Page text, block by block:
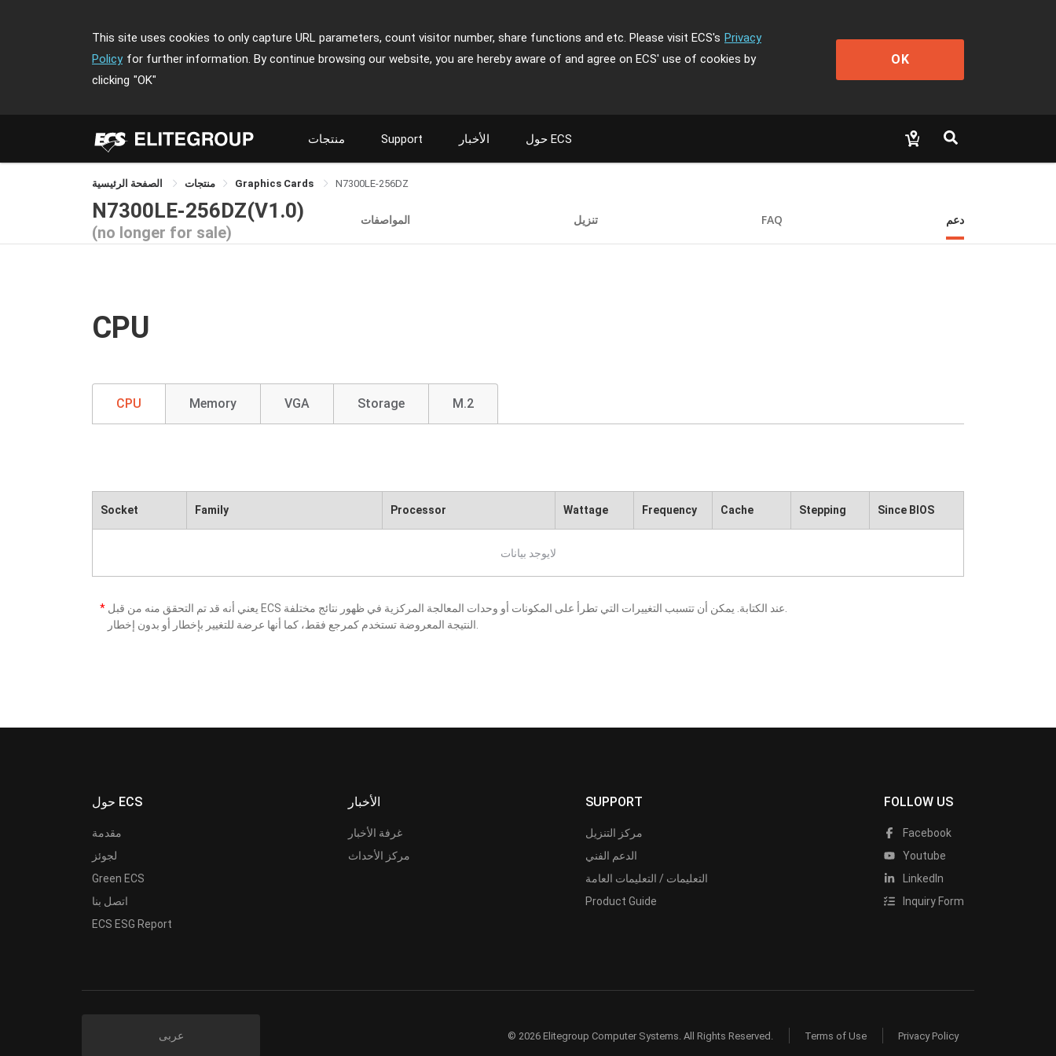
This site uses cookies to only capture URL parameters, count visitor number, share functions and etc. Please visit ECS's Privacy
Policy for further information. By continue browsing our website, you are hereby aware of and agree on ECS' use of cookies by
clicking "OK"
OK
منتجات Support الأخبار حول ECS
منتجات Graphics Cards N7300LE-256DZ
N7300LE-256DZ(V1.0)
(no longer for sale)
المواصفات تنزيل FAQ دعم
CPU
CPU Memory VGA Storage M.2
Socket Family Processor Wattage Frequency Cache Stepping Since BIOS
لايوجد بيانات
*
حول ECS
مقدمة
لجوئز
Green ECS
اتصل بنا
ECS ESG Report
الأخبار
غرفة الأخبار
مركز الأحداث
SUPPORT
مركز التنزيل
الدعم الفني
التعليمات / التعليمات العامة
Product Guide
FOLLOW US
Facebook
Youtube
LinkedIn
Inquiry Form
عربى © 2026 Elitegroup Computer Systems. All Rights Reserved. Terms of Use Privacy Policy